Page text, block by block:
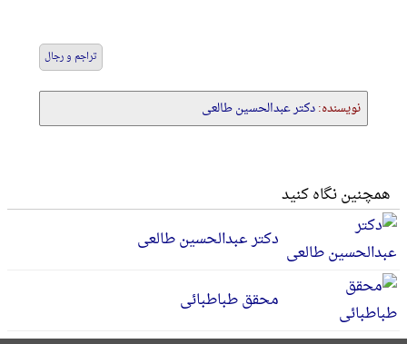
تراجم و رجال
نویسنده:دکتر عبدالحسین طالعی
همچنین نگاه کنید
دکتر عبدالحسین طالعی
محقق طباطبائی